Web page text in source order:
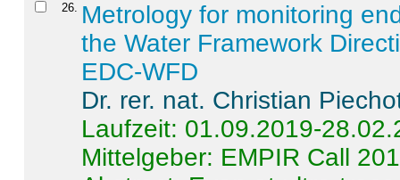
26. Metrology for monitoring
the Water Framework
EDC-WFD
Dr. rer. nat. Christian
Laufzeit: 01.09.2019-
Mittelgeber: EMPIR Call